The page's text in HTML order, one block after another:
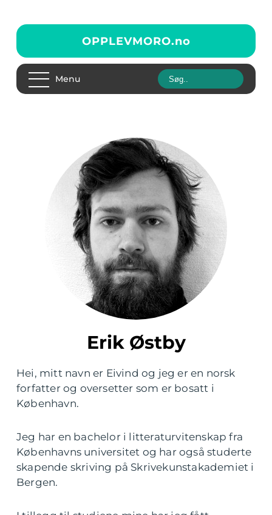
OPPLEVMORO.no
Menu
Erik Østby
Hei, mitt navn er Eivind og jeg er en norsk
forfatter og oversetter som er bosatt i
København.
Jeg har en bachelor i litteraturvitenskap fra
Københavns universitet og har også studerte
skapende skriving på Skrivekunstakademiet i
Bergen.